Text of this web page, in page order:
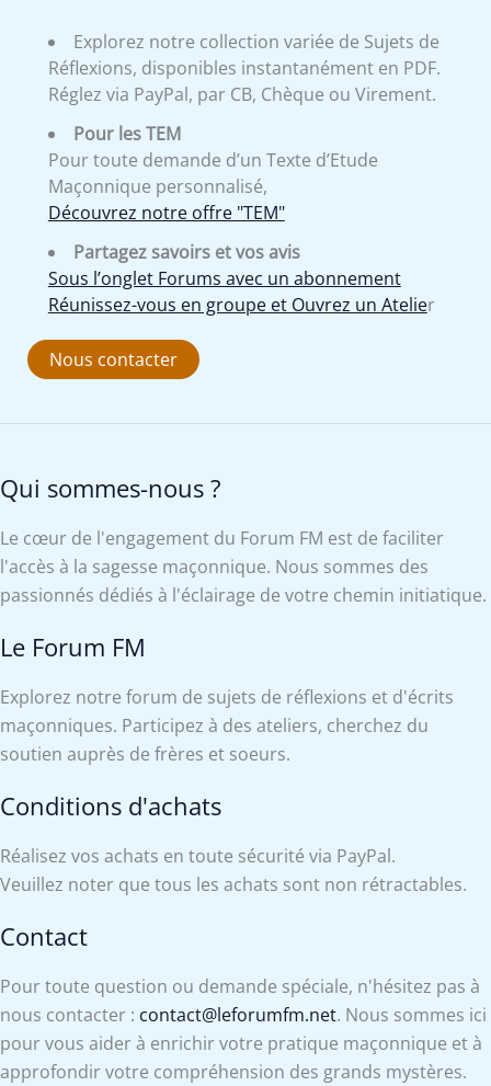
Explorez notre collection variée de Sujets de
Réflexions, disponibles instantanément en PDF.
Réglez via PayPal, par CB, Chèque ou Virement.
Pour les TEM
Pour toute demande d’un Texte d’Etude
Maçonnique personnalisé,
Découvrez notre offre "TEM"
Partagez savoirs et vos avis
Sous l’onglet Forums avec un abonnement
Réunissez-vous en groupe et Ouvrez un Atelier
Nous contacter
Qui sommes-nous ?
Le cœur de l'engagement du Forum FM est de faciliter
l'accès à la sagesse maçonnique. Nous sommes des
passionnés dédiés à l'éclairage de votre chemin initiatique.
Le Forum FM
Explorez notre forum de sujets de réflexions et d'écrits
maçonniques. Participez à des ateliers, cherchez du
soutien auprès de frères et soeurs.
Conditions d'achats
Réalisez vos achats en toute sécurité via PayPal.
Veuillez noter que tous les achats sont non rétractables.
Contact
Pour toute question ou demande spéciale, n'hésitez pas à
nous contacter : contact@leforumfm.net. Nous sommes ici
pour vous aider à enrichir votre pratique maçonnique et à
approfondir votre compréhension des grands mystères.